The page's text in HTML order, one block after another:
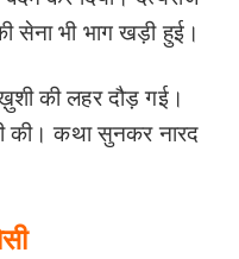
सेना भी भाग खड़ी हुई।
की लहर दौड़ गई।
की। कथा सुनकर नारद